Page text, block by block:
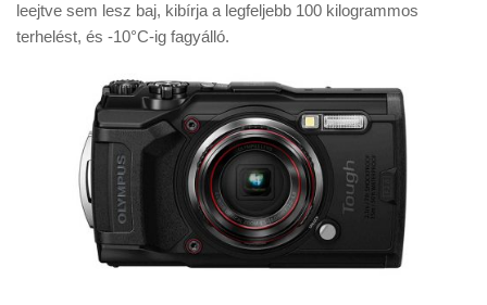
leejtve sem lesz baj, kibírja a legfeljebb 100 kilogrammos
terhelést, és -10°C-ig fagyálló.